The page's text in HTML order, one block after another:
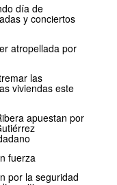
día de
y conciertos
atropellada por
las
viviendas este
apuestan por
fuerza
por la seguridad